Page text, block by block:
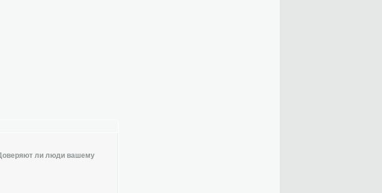
ли люди вашему